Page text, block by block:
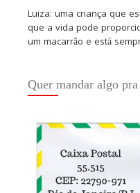
Luiza: uma criança que
que a vida pode
um macarrão e está
Quer mandar algo pra